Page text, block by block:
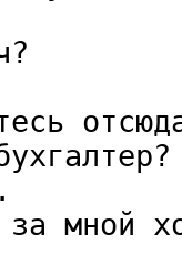
мной